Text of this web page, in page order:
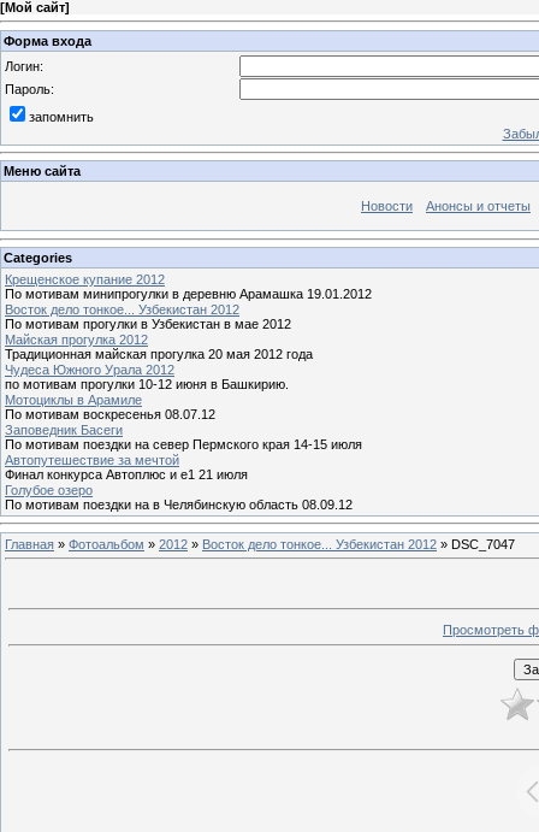
[Мой сайт]
Форма входа
Логин:
Пароль:
запомнить
Меню сайта
Новости Анонсы и отчеты
Categories
Крещенское купание 2012
По мотивам минипрогулки в деревню Арамашка 19.01.2012
Восток дело тонкое... Узбекистан 2012
По мотивам прогулки в Узбекистан в мае 2012
Майская прогулка 2012
Традиционная майская прогулка 20 мая 2012 года
Чудеса Южного Урала 2012
по мотивам прогулки 10-12 июня в Башкирию.
Мотоциклы в Арамиле
По мотивам воскресенья 08.07.12
Заповедник Басеги
По мотивам поездки на север Пермского края 14-15 июля
Автопутешествие за мечтой
Финал конкурса Автоплюс и е1 21 июля
Голубое озеро
По мотивам поездки на в Челябинскую область 08.09.12
Главная » Фотоальбом » 2012 » Восток дело тонкое... Узбекистан 2012 » DSC_7047
Просмотреть